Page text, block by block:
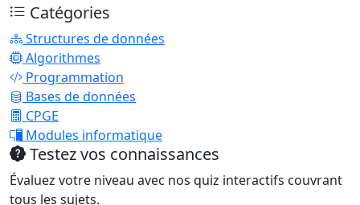
Catégories
Structures de données
Algorithmes
Programmation
Bases de données
CPGE
Modules informatique
Testez vos connaissances
Évaluez votre niveau avec nos quiz interactifs couvrant
tous les sujets.